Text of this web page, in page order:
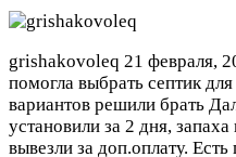
grishakovoleq 21 февраля,
помогла выбрать септик
вариантов решили брать
установили за 2 дня,
вывезли за доп.оплату.